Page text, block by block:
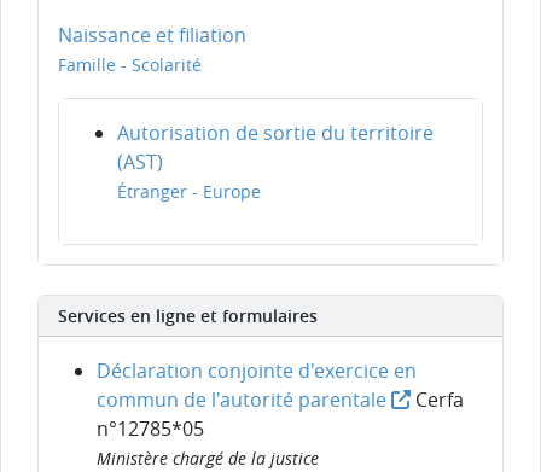
Naissance et filiation
Famille - Scolarité
Autorisation de sortie du territoire
(AST)
Étranger - Europe
Services en ligne et formulaires
Déclaration conjointe d'exercice en
commun de l'autorité parentale
Cerfa
n°12785*05
Ministère chargé de la justice